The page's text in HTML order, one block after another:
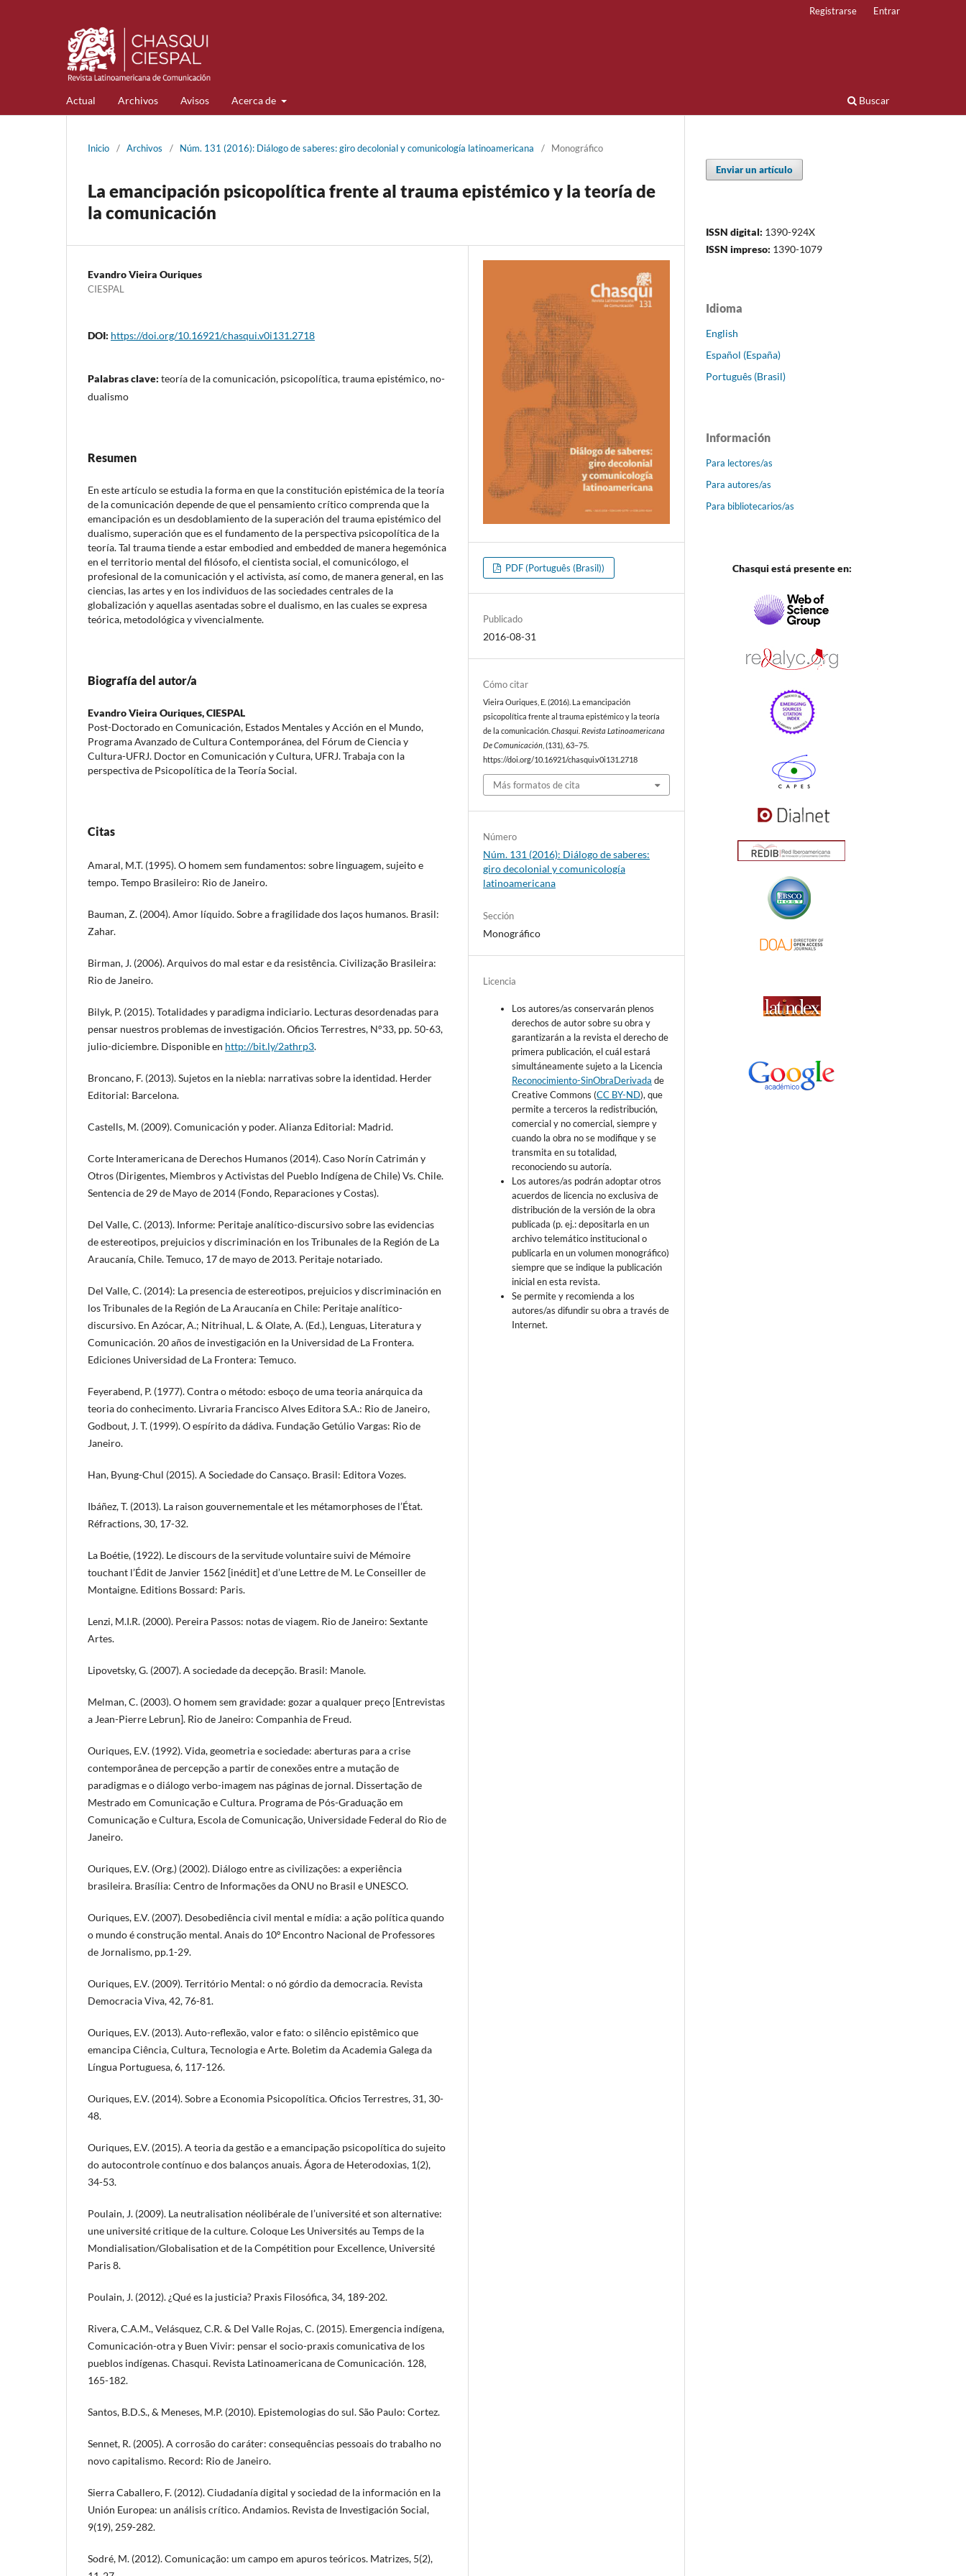
Actual Archivos Avisos Acerca de Buscar
Registrarse Entrar
Inicio / Archivos / Núm. 131 (2016): Diálogo de saberes: giro decolonial y comunicología latinoamericana / Monográfico
La emancipación psicopolítica frente al trauma epistémico y la teoría de
la comunicación
Evandro Vieira Ouriques
CIESPAL
DOI: https://doi.org/10.16921/chasqui.v0i131.2718
Palabras clave: teoría de la comunicación, psicopolítica, trauma epistémico, no-
dualismo
Resumen
En este artículo se estudia la forma en que la constitución epistémica de la teoría
de la comunicación depende de que el pensamiento crítico comprenda que la
emancipación es un desdoblamiento de la superación del trauma epistémico del
dualismo, superación que es el fundamento de la perspectiva psicopolítica de la
teoría. Tal trauma tiende a estar embodied and embedded de manera hegemónica
en el territorio mental del filósofo, el cientista social, el comunicólogo, el
profesional de la comunicación y el activista, así como, de manera general, en las
ciencias, las artes y en los individuos de las sociedades centrales de la
globalización y aquellas asentadas sobre el dualismo, en las cuales se expresa
teórica, metodológica y vivencialmente.
Biografía del autor/a
Evandro Vieira Ouriques,CIESPAL
Post-Doctorado en Comunicación, Estados Mentales y Acción en el Mundo,
Programa Avanzado de Cultura Contemporánea, del Fórum de Ciencia y
Cultura-UFRJ. Doctor en Comunicación y Cultura, UFRJ. Trabaja con la
perspectiva de Psicopolítica de la Teoría Social.
Citas
Amaral, M.T. (1995). O homem sem fundamentos: sobre linguagem, sujeito e
tempo. Tempo Brasileiro: Rio de Janeiro.
Bauman, Z. (2004). Amor líquido. Sobre a fragilidade dos laços humanos. Brasil:
Zahar.
Birman, J. (2006). Arquivos do mal estar e da resistência. Civilização Brasileira:
Rio de Janeiro.
Bilyk, P. (2015). Totalidades y paradigma indiciario. Lecturas desordenadas para
pensar nuestros problemas de investigación. Oficios Terrestres, N°33, pp. 50-63,
julio-diciembre. Disponible en http://bit.ly/2athrp3.
Broncano, F. (2013). Sujetos en la niebla: narrativas sobre la identidad. Herder
Editorial: Barcelona.
Castells, M. (2009). Comunicación y poder. Alianza Editorial: Madrid.
Corte Interamericana de Derechos Humanos (2014). Caso Norín Catrimán y
Otros (Dirigentes, Miembros y Activistas del Pueblo Indígena de Chile) Vs. Chile.
Sentencia de 29 de Mayo de 2014 (Fondo, Reparaciones y Costas).
Del Valle, C. (2013). Informe: Peritaje analítico-discursivo sobre las evidencias
de estereotipos, prejuicios y discriminación en los Tribunales de la Región de La
Araucanía, Chile. Temuco, 17 de mayo de 2013. Peritaje notariado.
Del Valle, C. (2014): La presencia de estereotipos, prejuicios y discriminación en
los Tribunales de la Región de La Araucanía en Chile: Peritaje analítico-
discursivo. En Azócar, A.; Nitrihual, L. & Olate, A. (Ed.), Lenguas, Literatura y
Comunicación. 20 años de investigación en la Universidad de La Frontera.
Ediciones Universidad de La Frontera: Temuco.
Feyerabend, P. (1977). Contra o método: esboço de uma teoria anárquica da
teoria do conhecimento. Livraria Francisco Alves Editora S.A.: Rio de Janeiro,
Godbout, J. T. (1999). O espírito da dádiva. Fundação Getúlio Vargas: Rio de
Janeiro.
Han, Byung-Chul (2015). A Sociedade do Cansaço. Brasil: Editora Vozes.
Ibáñez, T. (2013). La raison gouvernementale et les métamorphoses de l’État.
Réfractions, 30, 17-32.
La Boétie, (1922). Le discours de la servitude voluntaire suivi de Mémoire
touchant l’Édit de Janvier 1562 [inédit] et d’une Lettre de M. Le Conseiller de
Montaigne. Editions Bossard: Paris.
Lenzi, M.I.R. (2000). Pereira Passos: notas de viagem. Rio de Janeiro: Sextante
Artes.
Lipovetsky, G. (2007). A sociedade da decepção. Brasil: Manole.
Melman, C. (2003). O homem sem gravidade: gozar a qualquer preço [Entrevistas
a Jean-Pierre Lebrun]. Rio de Janeiro: Companhia de Freud.
Ouriques, E.V. (1992). Vida, geometria e sociedade: aberturas para a crise
contemporânea de percepção a partir de conexões entre a mutação de
paradigmas e o diálogo verbo-imagem nas páginas de jornal. Dissertação de
Mestrado em Comunicação e Cultura. Programa de Pós-Graduação em
Comunicação e Cultura, Escola de Comunicação, Universidade Federal do Rio de
Janeiro.
Ouriques, E.V. (Org.) (2002). Diálogo entre as civilizações: a experiência
brasileira. Brasília: Centro de Informações da ONU no Brasil e UNESCO.
Ouriques, E.V. (2007). Desobediência civil mental e mídia: a ação política quando
o mundo é construção mental. Anais do 10º Encontro Nacional de Professores
de Jornalismo, pp.1-29.
Ouriques, E.V. (2009). Território Mental: o nó górdio da democracia. Revista
Democracia Viva, 42, 76-81.
Ouriques, E.V. (2013). Auto-reflexão, valor e fato: o silêncio epistêmico que
emancipa Ciência, Cultura, Tecnologia e Arte. Boletim da Academia Galega da
Língua Portuguesa, 6, 117-126.
Ouriques, E.V. (2014). Sobre a Economia Psicopolítica. Oficios Terrestres, 31, 30-
48.
Ouriques, E.V. (2015). A teoria da gestão e a emancipação psicopolítica do sujeito
do autocontrole contínuo e dos balanços anuais. Ágora de Heterodoxias, 1(2),
34-53.
Poulain, J. (2009). La neutralisation néolibérale de l’université et son alternative:
une université critique de la culture. Coloque Les Universités au Temps de la
Mondialisation/Globalisation et de la Compétition pour Excellence, Université
Paris 8.
Poulain, J. (2012). ¿Qué es la justicia? Praxis Filosófica, 34, 189-202.
Rivera, C.A.M., Velásquez, C.R. & Del Valle Rojas, C. (2015). Emergencia indígena,
Comunicación-otra y Buen Vivir: pensar el socio-praxis comunicativa de los
pueblos indígenas. Chasqui. Revista Latinoamericana de Comunicación. 128,
165-182.
Santos, B.D.S., & Meneses, M.P. (2010). Epistemologias do sul. São Paulo: Cortez.
Sennet, R. (2005). A corrosão do caráter: consequências pessoais do trabalho no
novo capitalismo. Record: Rio de Janeiro.
Sierra Caballero, F. (2012). Ciudadanía digital y sociedad de la información en la
Unión Europea: un análisis crítico. Andamios. Revista de Investigación Social,
9(19), 259-282.
Sodré, M. (2012). Comunicação: um campo em apuros teóricos. Matrizes, 5(2),
PDF (Português (Brasil))
Publicado
2016-08-31
Cómo citar
Vieira Ouriques, E. (2016). La emancipación
psicopolítica frente al trauma epistémico y la teoría
de la comunicación.Chasqui. Revista Latinoamericana
De Comunicación , (131), 63–75.
https://doi.org/10.16921/chasqui.v0i131.2718
Más formatos de cita
Número
Núm. 131 (2016): Diálogo de saberes:
giro decolonial y comunicología
latinoamericana
Sección
Monográfico
Licencia
Los autores/as conservarán plenos
derechos de autor sobre su obra y
garantizarán a la revista el derecho de
primera publicación, el cuál estará
simultáneamente sujeto a la Licencia
Reconocimiento-SinObraDerivada de
Creative Commons (CC BY-ND), que
permite a terceros la redistribución,
comercial y no comercial, siempre y
cuando la obra no se modifique y se
transmita en su totalidad,
reconociendo su autoría.
Los autores/as podrán adoptar otros
acuerdos de licencia no exclusiva de
distribución de la versión de la obra
publicada (p. ej.: depositarla en un
archivo telemático institucional o
publicarla en un volumen monográfico)
siempre que se indique la publicación
inicial en esta revista.
Se permite y recomienda a los
autores/as difundir su obra a través de
Internet.
Enviar un artículo
ISSN digital: 1390-924X
ISSN impreso: 1390-1079
Idioma
English
Español (España)
Português (Brasil)
Información
Para lectores/as
Para autores/as
Para bibliotecarios/as
Chasqui está presente en: